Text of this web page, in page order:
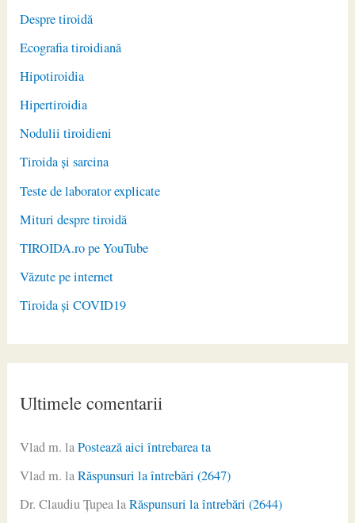
Despre tiroidă
Ecografia tiroidiană
Hipotiroidia
Hipertiroidia
Nodulii tiroidieni
Tiroida și sarcina
Teste de laborator explicate
Mituri despre tiroidă
TIROIDA.ro pe YouTube
Văzute pe internet
Tiroida și COVID19
Ultimele comentarii
Vlad m. laPostează aici întrebarea ta
Vlad m. laRăspunsuri la întrebări (2647)
Dr. Claudiu ŢupealaRăspunsuri la întrebări (2644)